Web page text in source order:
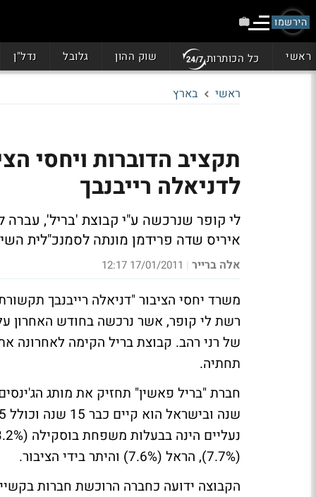
הירשמו
ראשי כל הכותרות שוק ההון גלובל נדל"ן
ראשי בארץ
תקציב הדוברות ויחסי
לדניאלה רייבנבך
לי קופר שנרכשה ע"י קבוצת 'בריל', עברה
איריס שדה פרידמן מונתה לסמנכ"לית
אלה ברייר |
17/01/2011 12:17
משרד יחסי הציבור "דניאלה רייבנבך
רשת לי קופר, אשר נרכשה בחודש האחרון
של רני רהב. קבוצת בריל הקימה
תחתיה.
(7.7%), הראל (7.6%) והיתר בידי הציבור.
הקבוצה ידועה כחברה הרוכשת חברות